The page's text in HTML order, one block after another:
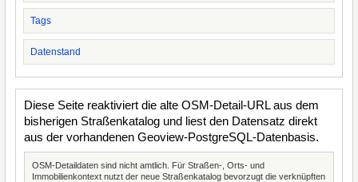
Tags
Datenstand
Diese Seite reaktiviert die alte OSM-Detail-URL aus dem
bisherigen Straßenkatalog und liest den Datensatz direkt
aus der vorhandenen Geoview-PostgreSQL-Datenbasis.
OSM-Detaildaten sind nicht amtlich. Für Straßen-, Orts- und
Immobilienkontext nutzt der neue Straßenkatalog bevorzugt die verknüpften